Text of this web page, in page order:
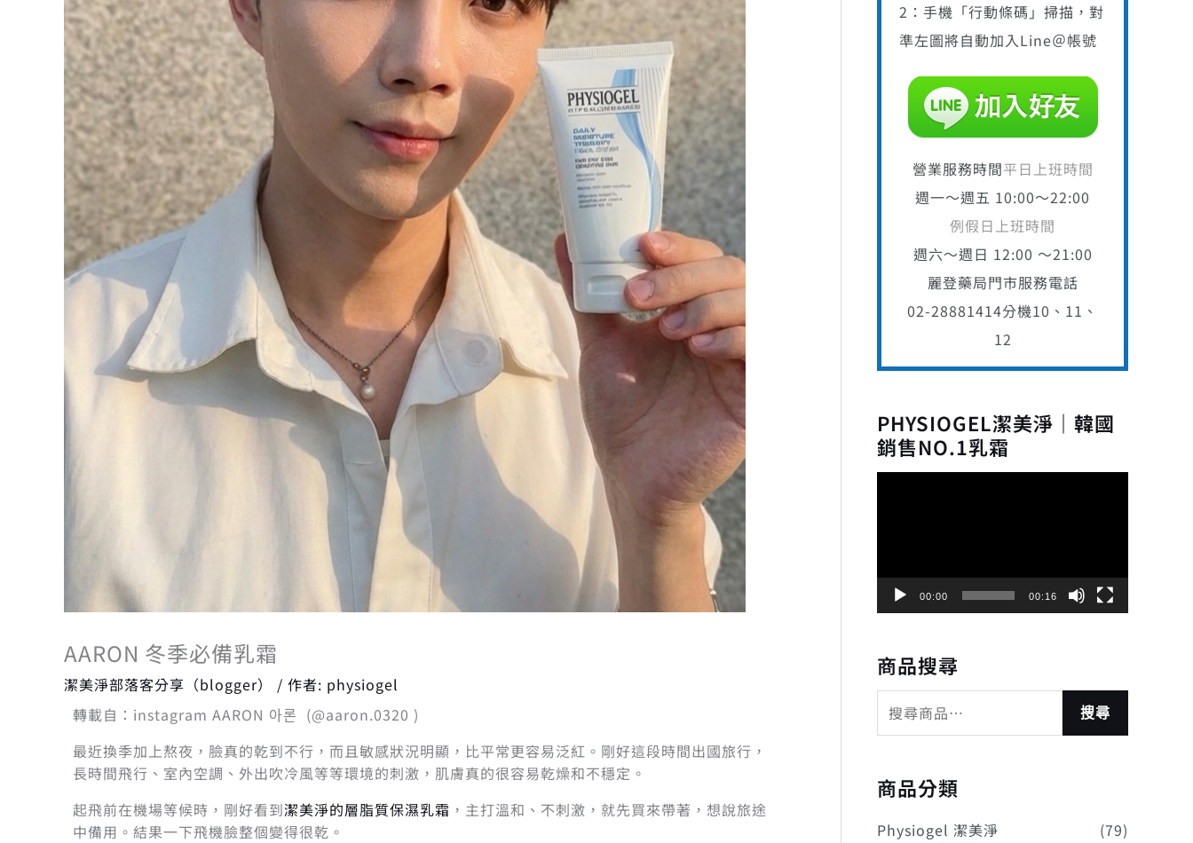
AARON 冬季必備乳霜
潔美淨部落客分享（blogger） / 作者: physiogel
轉載自：instagram AARON 아론 (@aaron.0320 )
最近換季加上熬夜，臉真的乾到不行，而且敏感狀況明顯，比平常更容易泛紅。剛好這段時間出國旅行，
長時間飛行、室內空調、外出吹冷風等等環境的刺激，肌膚真的很容易乾燥和不穩定。
起飛前在機場等候時，剛好看到潔美淨的層脂質保濕乳霜 ，主打溫和、不刺激，就先買來帶著，想說旅途
中備用。結果一下飛機臉整個變得很乾。
2：手機「行動條碼」掃描，對
準左圖將自動加入Line＠帳號
營業服務時間平日上班時間
週一～週五 10:00～22:00
例假日上班時間
週六～週日 12:00 ～21:00
麗登藥局門市服務電話
02-28881414分機10、11、
12
PHYSIOGEL潔美淨｜韓國
銷售NO.1乳霜
00:00 00:16
商品搜尋
搜尋
商品分類
Physiogel 潔美淨
(79)